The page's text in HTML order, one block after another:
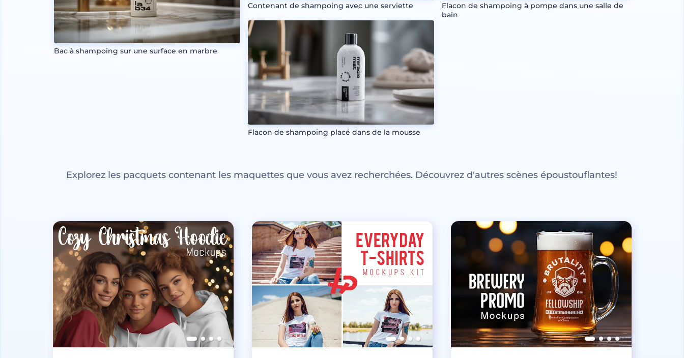
Bac à shampoing sur une surface en marbre
Contenant de shampoing avec une serviette
Flacon de shampoing placé dans de la mousse
Flacon de shampoing à pompe dans une salle de
bain
Explorez les pacquets contenant les maquettes que vous avez recherchées. Découvrez d'autres scènes époustouflantes!